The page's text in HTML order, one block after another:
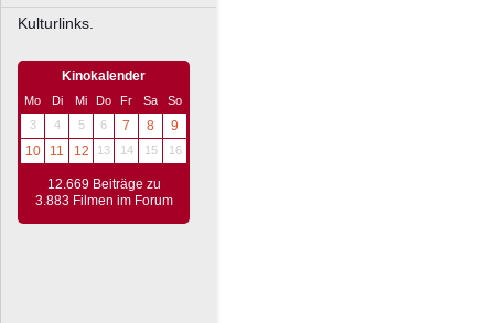
Kulturlinks.
Kinokalender
Mo Di Mi Do Fr Sa
So
3
4 5 6 7 8
9
10
11 12 13 14 15 16
12.669 Beiträge zu
3.883 Filmen im Forum